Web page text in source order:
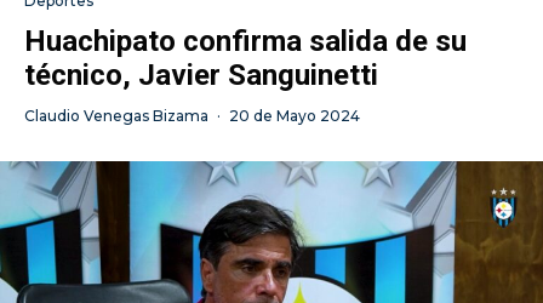
Huachipato confirma salida de su
técnico, Javier Sanguinetti
Claudio Venegas Bizama · 20 de Mayo 2024